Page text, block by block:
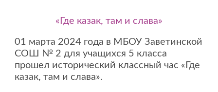
«Где казак, там и слава»
01 марта 2024 года в МБОУ Заветинской
СОШ № 2 для учащихся 5 класса
прошел исторический классный час «Где
казак, там и слава».